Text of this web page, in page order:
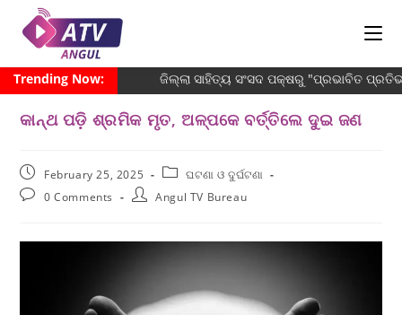
Trending Now: ଜିଲ୍ଲା ସାହିତ୍ୟ ସଂସଦ ପକ୍ଷରୁ "ପ୍ରଭାବିତ
କାନ୍ଥ ପଡ଼ି ଶ୍ରମିକ ମୃତ, ଅଳ୍ପକେ ବର୍ତ୍ତିଲେ ଦୁଇ ଜଣ
February 25, 2025
ଘଟଣା ଓ ଦୁର୍ଘଟଣା
0 Comments
Angul TV Bureau